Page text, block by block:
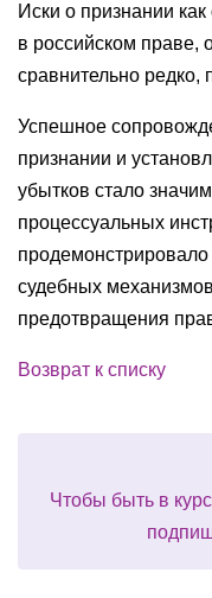
Иски о признании
в российском праве,
сравнительно редко,
Успешное
признании и
убытков стало
процессуальных
судебных
предотвращения
Возврат к списку
Чтобы быть в